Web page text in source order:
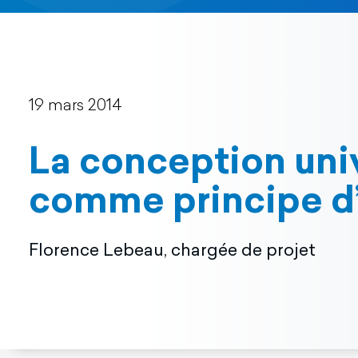
19 mars 2014
La conception
comme principe
Florence Lebeau, chargée de projet